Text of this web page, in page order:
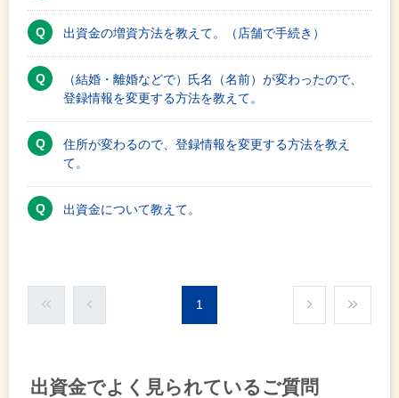
出資金の増資方法を教えて。（店舗で手続き）
（結婚・離婚などで）氏名（名前）が変わったので、
登録情報を変更する方法を教えて。
住所が変わるので、登録情報を変更する方法を教え
て。
出資金について教えて。
1
出資金でよく見られているご質問